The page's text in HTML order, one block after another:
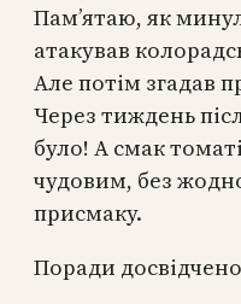
Пам’ятаю, як
атакував
Але потім згадав
Через тиждень
було! А смак
чудовим, без
присмаку.
Поради